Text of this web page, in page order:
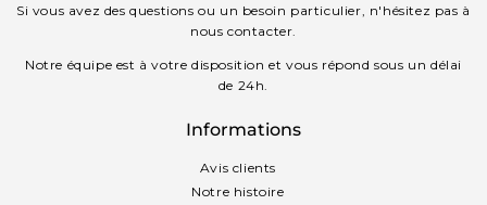
Si vous avez des questions ou un besoin particulier, n'hésitez pas à
nous contacter.
Notre équipe est à votre disposition et vous répond sous un délai
de 24h.
Informations
Avis clients
Notre histoire